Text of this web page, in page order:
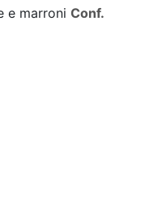
e marroni Conf.